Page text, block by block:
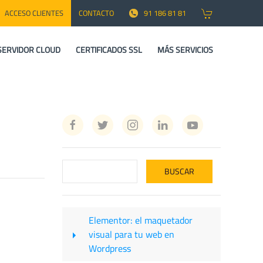
ACCESO CLIENTES CONTACTO 91 186 81 81
CLOUD CERTIFICADOS SSL MÁS SERVICIOS
Elementor: el maquetador
visual para tu web en
Wordpress